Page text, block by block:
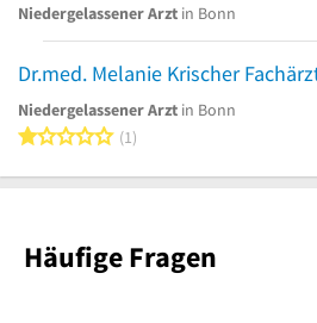
Niedergelassener Arzt in Bonn
Niedergelassener Arzt in Bonn
1 von 5 Sternen
1
Häufige Fragen